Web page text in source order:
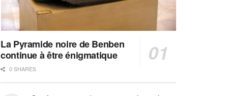
La Pyramide noire de Benben
continue à être énigmatique
0 SHARES